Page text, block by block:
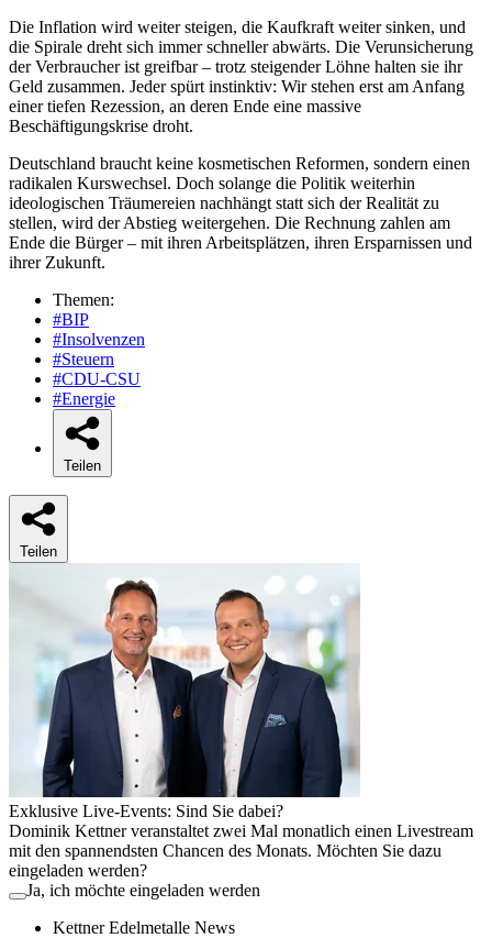
Die Inflation wird weiter steigen, die Kaufkraft weiter sinken, und
die Spirale dreht sich immer schneller abwärts. Die Verunsicherung
der Verbraucher ist greifbar – trotz steigender Löhne halten sie ihr
Geld zusammen. Jeder spürt instinktiv: Wir stehen erst am Anfang
einer tiefen Rezession, an deren Ende eine massive
Beschäftigungskrise droht.
Deutschland braucht keine kosmetischen Reformen, sondern einen
radikalen Kurswechsel. Doch solange die Politik weiterhin
ideologischen Träumereien nachhängt statt sich der Realität zu
stellen, wird der Abstieg weitergehen. Die Rechnung zahlen am
Ende die Bürger – mit ihren Arbeitsplätzen, ihren Ersparnissen und
ihrer Zukunft.
Themen:
#BIP
#Insolvenzen
#Steuern
#CDU-CSU
#Energie
Teilen
Teilen
Exklusive Live-Events: Sind Sie dabei?
Dominik Kettner veranstaltet zwei Mal monatlich einen Livestream
mit den spannendsten Chancen des Monats. Möchten Sie dazu
eingeladen werden?
Ja, ich möchte eingeladen werden
Kettner Edelmetalle News